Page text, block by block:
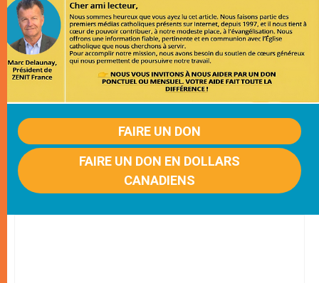
FAIRE UN DON
FAIRE UN DON EN DOLLARS
CANADIENS